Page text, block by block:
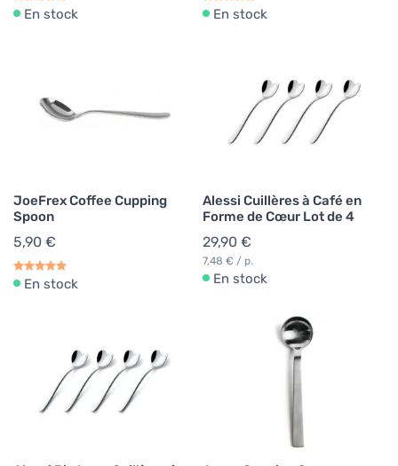
En stock En stock
JoeFrex Coffee Cupping
Spoon
5,90 €
En stock
Alessi Cuillères à Café en
Forme de Cœur Lot de 4
29,90 €
7,48 € / p.
En stock